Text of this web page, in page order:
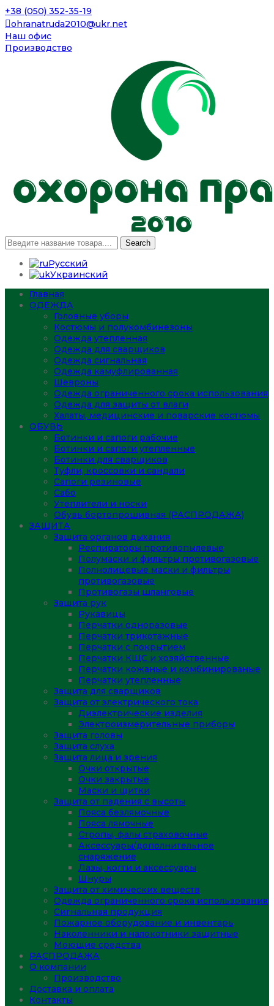
+38 (050) 352-35-19
ohranatruda2010@ukr.net
Наш офис
Производство
Search
Русский
Украинский
Главная
ОДЕЖДА
Головные уборы
Костюмы и полукомбинезоны
Одежда утепленная
Одежда для сварщиков
Одежда сигнальная
Одежда камуфлированная
Шевроны
Одежда ограниченного срока использования
Одежда для защиты от влаги
Халаты, медицинские и поварские костюмы
ОБУВЬ
Ботинки и сапоги рабочие
Ботинки и сапоги утепленные
Ботинки для сварщиков
Туфли, кроссовки и сандали
Сапоги резиновые
Сабо
Утеплители и носки
Обувь бортопрошивная (РАСПРОДАЖА)
ЗАЩИТА
Защита органов дыхания
Респираторы противопылевые
Полумаски и фильтры противогазовые
Полнолицевые маски и фильтры
противогазовые
Противогазы шланговые
Защита рук
Рукавицы
Перчатки одноразовые
Перчатки трикотажные
Перчатки с покрытием
Перчатки КЩС и хозяйственные
Перчатки кожаные и комбинированые
Перчатки утепленные
Защита для сварщиков
Защита от электрического тока
Диэлектрические изделия
Электроизмерительные приборы
Защита головы
Защита слуха
Защита лица и зрения
Очки открытые
Очки закрытые
Маски и щитки
Защита от падения с высоты
Пояса безлямочные
Пояса лямочные
Стропы, фалы страховочные
Аксессуары/дополнительное
снаряжение
Лазы, когти и аксессуары
Шнуры
Защита от химических веществ
Одежда ограниченного срока использования
Сигнальная продукция
Пожарное оборудование и инвентарь
Наколенники и налокотники защитные
Моющие средства
РАСПРОДАЖА
О компании
Производство
Доставка и оплата
Контакты